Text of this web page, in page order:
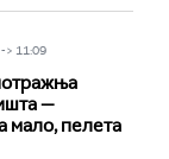
11:09
—
мало, пелета